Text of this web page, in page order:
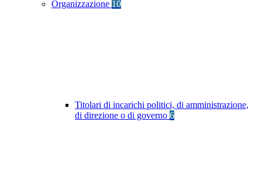
Organizzazione 10
Titolari di incarichi politici, di amministrazione,
di direzione o di governo 6